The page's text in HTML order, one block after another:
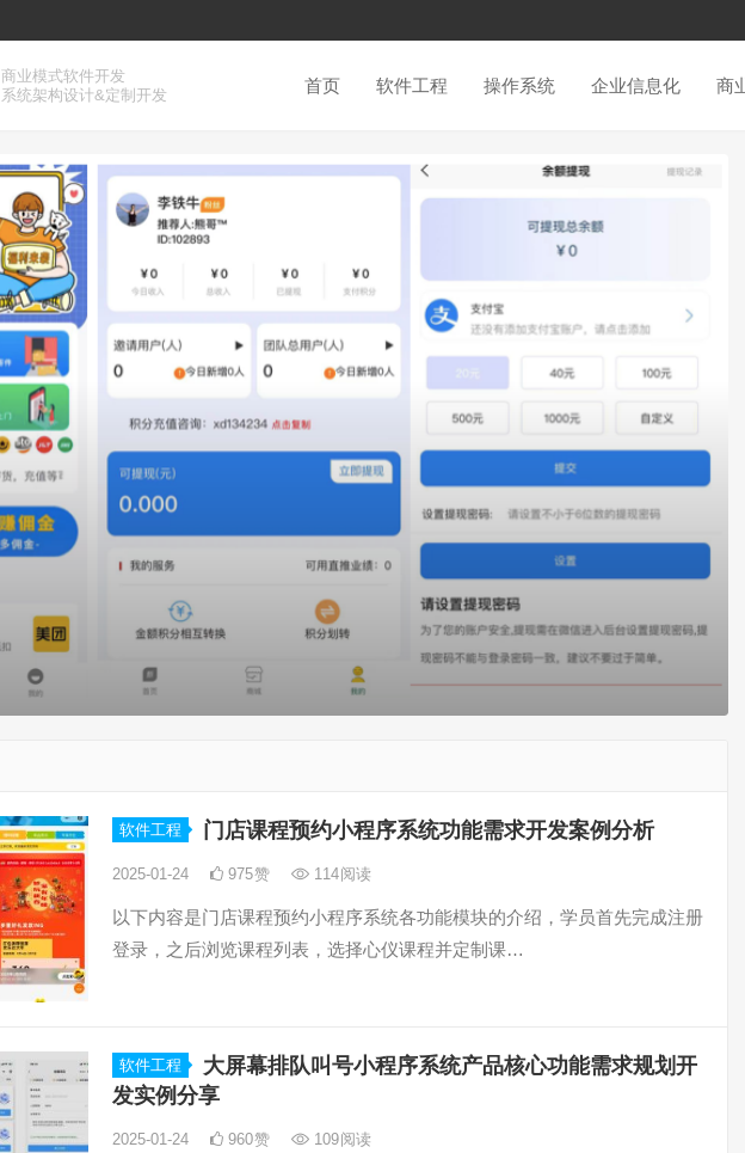
商业模式软件开发
系统架构设计&定制开发
首页 软件工程 操作系统 企业信息化 商
软件工程 门店课程预约小程序系统功能需求开发案例分析
2025-01-24 975赞 114阅读
以下内容是门店课程预约小程序系统各功能模块的介绍，学员首先完成注册
登录，之后浏览课程列表，选择心仪课程并定制课…
软件工程
大屏幕排队叫号小程序系统产品核心功能需求规划开
发实例分享
2025-01-24 960赞 109阅读